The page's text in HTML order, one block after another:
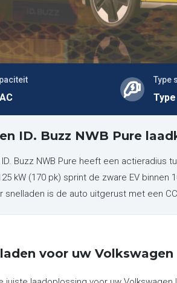
Type
ID. Buzz NWB Pure
Buzz NWB Pure heeft een actieradius
kW (170 pk) sprint de zware EV
snelladen is de auto uitgerust met een
voor uw Volkswagen